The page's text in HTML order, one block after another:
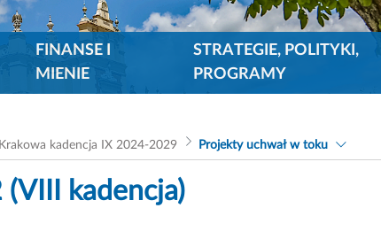
FINANSE I
MIENIE
STRATEGIE, POLITYKI,
PROGRAMY
kadencja IX 2024-2029 Projekty uchwał w toku
kadencja)